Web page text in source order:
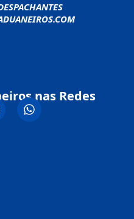
nas Redes